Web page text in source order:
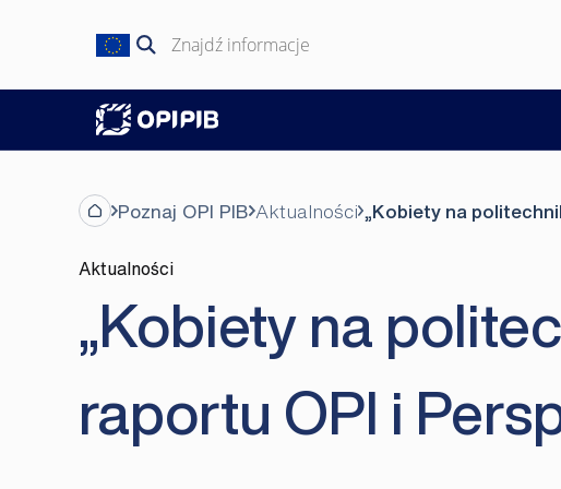
Szukaj:
Poznaj OPI PIB Aktualności „Kobiety na
„Kobiety na
raportu OPI i
Aktualności